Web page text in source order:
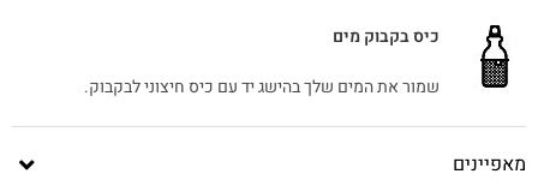
כיס בקבוק מים
שמור את המים שלך בהישג יד עם כיס חיצוני לבקבוק.
מאפיינים